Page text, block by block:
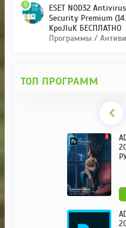
ESET NOD32
Security Premium
KpoJIuK БЕСПЛАТНО
Программы /
5
ТОП ПРОГРАММ